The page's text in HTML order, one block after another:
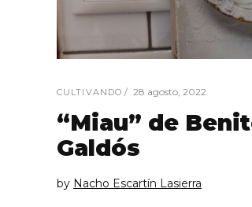
CULTIVANDO 28 agosto, 2022
“Miau” de
Galdós
by Nacho Escartín Lasierra